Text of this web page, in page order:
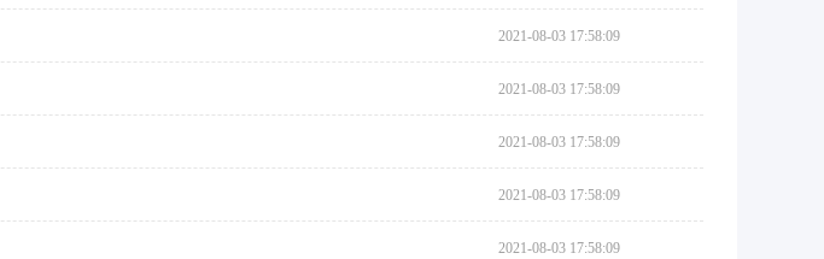
2021-08-03 17:58:09
2021-08-03 17:58:09
2021-08-03 17:58:09
2021-08-03 17:58:09
2021-08-03 17:58:09